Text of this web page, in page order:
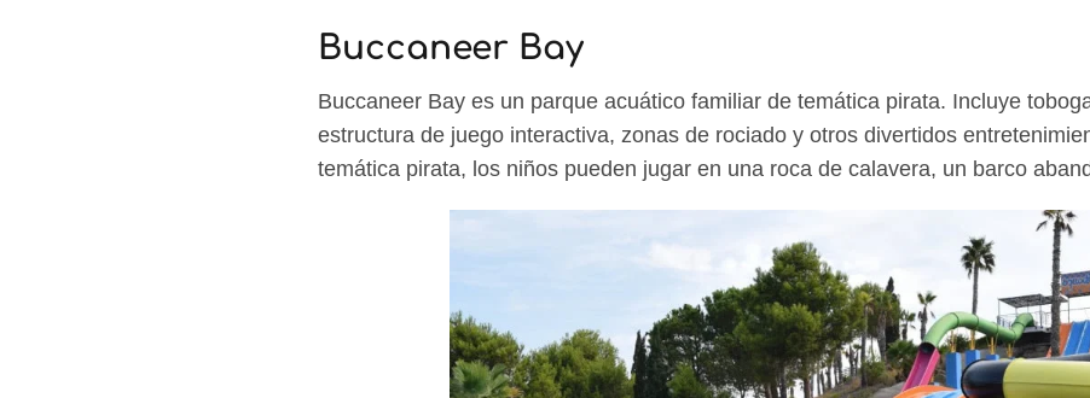
Buccaneer Bay
Buccaneer Bay es un parque acuático familiar de temática pirata. Incluye
estructura de juego interactiva, zonas de rociado y otros divertidos
temática pirata, los niños pueden jugar en una roca de calavera, un barco